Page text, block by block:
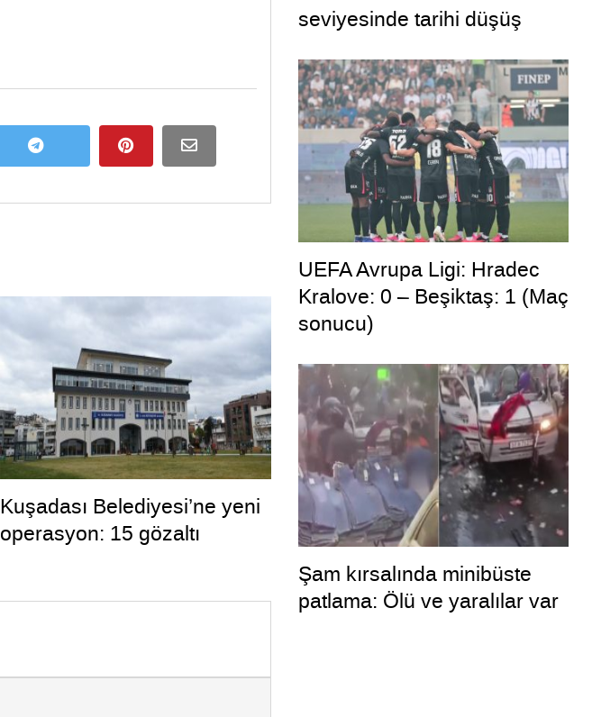
Kuşadası Belediyesi’ne yeni
operasyon: 15 gözaltı
seviyesinde tarihi düşüş
UEFA Avrupa Ligi: Hradec
Kralove: 0 – Beşiktaş: 1 (Maç
sonucu)
Şam kırsalında minibüste
patlama: Ölü ve yaralılar var